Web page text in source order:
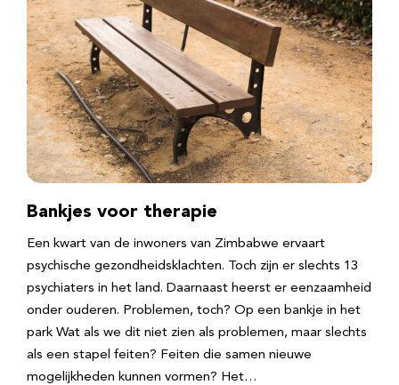
Bankjes voor therapie
Een kwart van de inwoners van Zimbabwe ervaart
psychische gezondheidsklachten. Toch zijn er slechts 13
psychiaters in het land. Daarnaast heerst er eenzaamheid
onder ouderen. Problemen, toch? Op een bankje in het
park Wat als we dit niet zien als problemen, maar slechts
als een stapel feiten? Feiten die samen nieuwe
mogelijkheden kunnen vormen? Het…